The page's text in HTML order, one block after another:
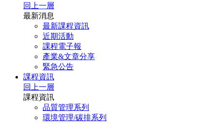
回上一層
最新消息
最新課程資訊
近期活動
課程電子報
產業&文章分享
緊急公告
課程資訊
回上一層
課程資訊
品質管理系列
環境管理/碳排系列